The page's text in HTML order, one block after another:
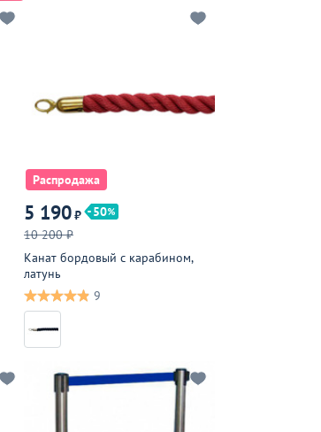
Распродажа
5 190₽
50
10 200 ₽
Канат бордовый с карабином,
латунь
9